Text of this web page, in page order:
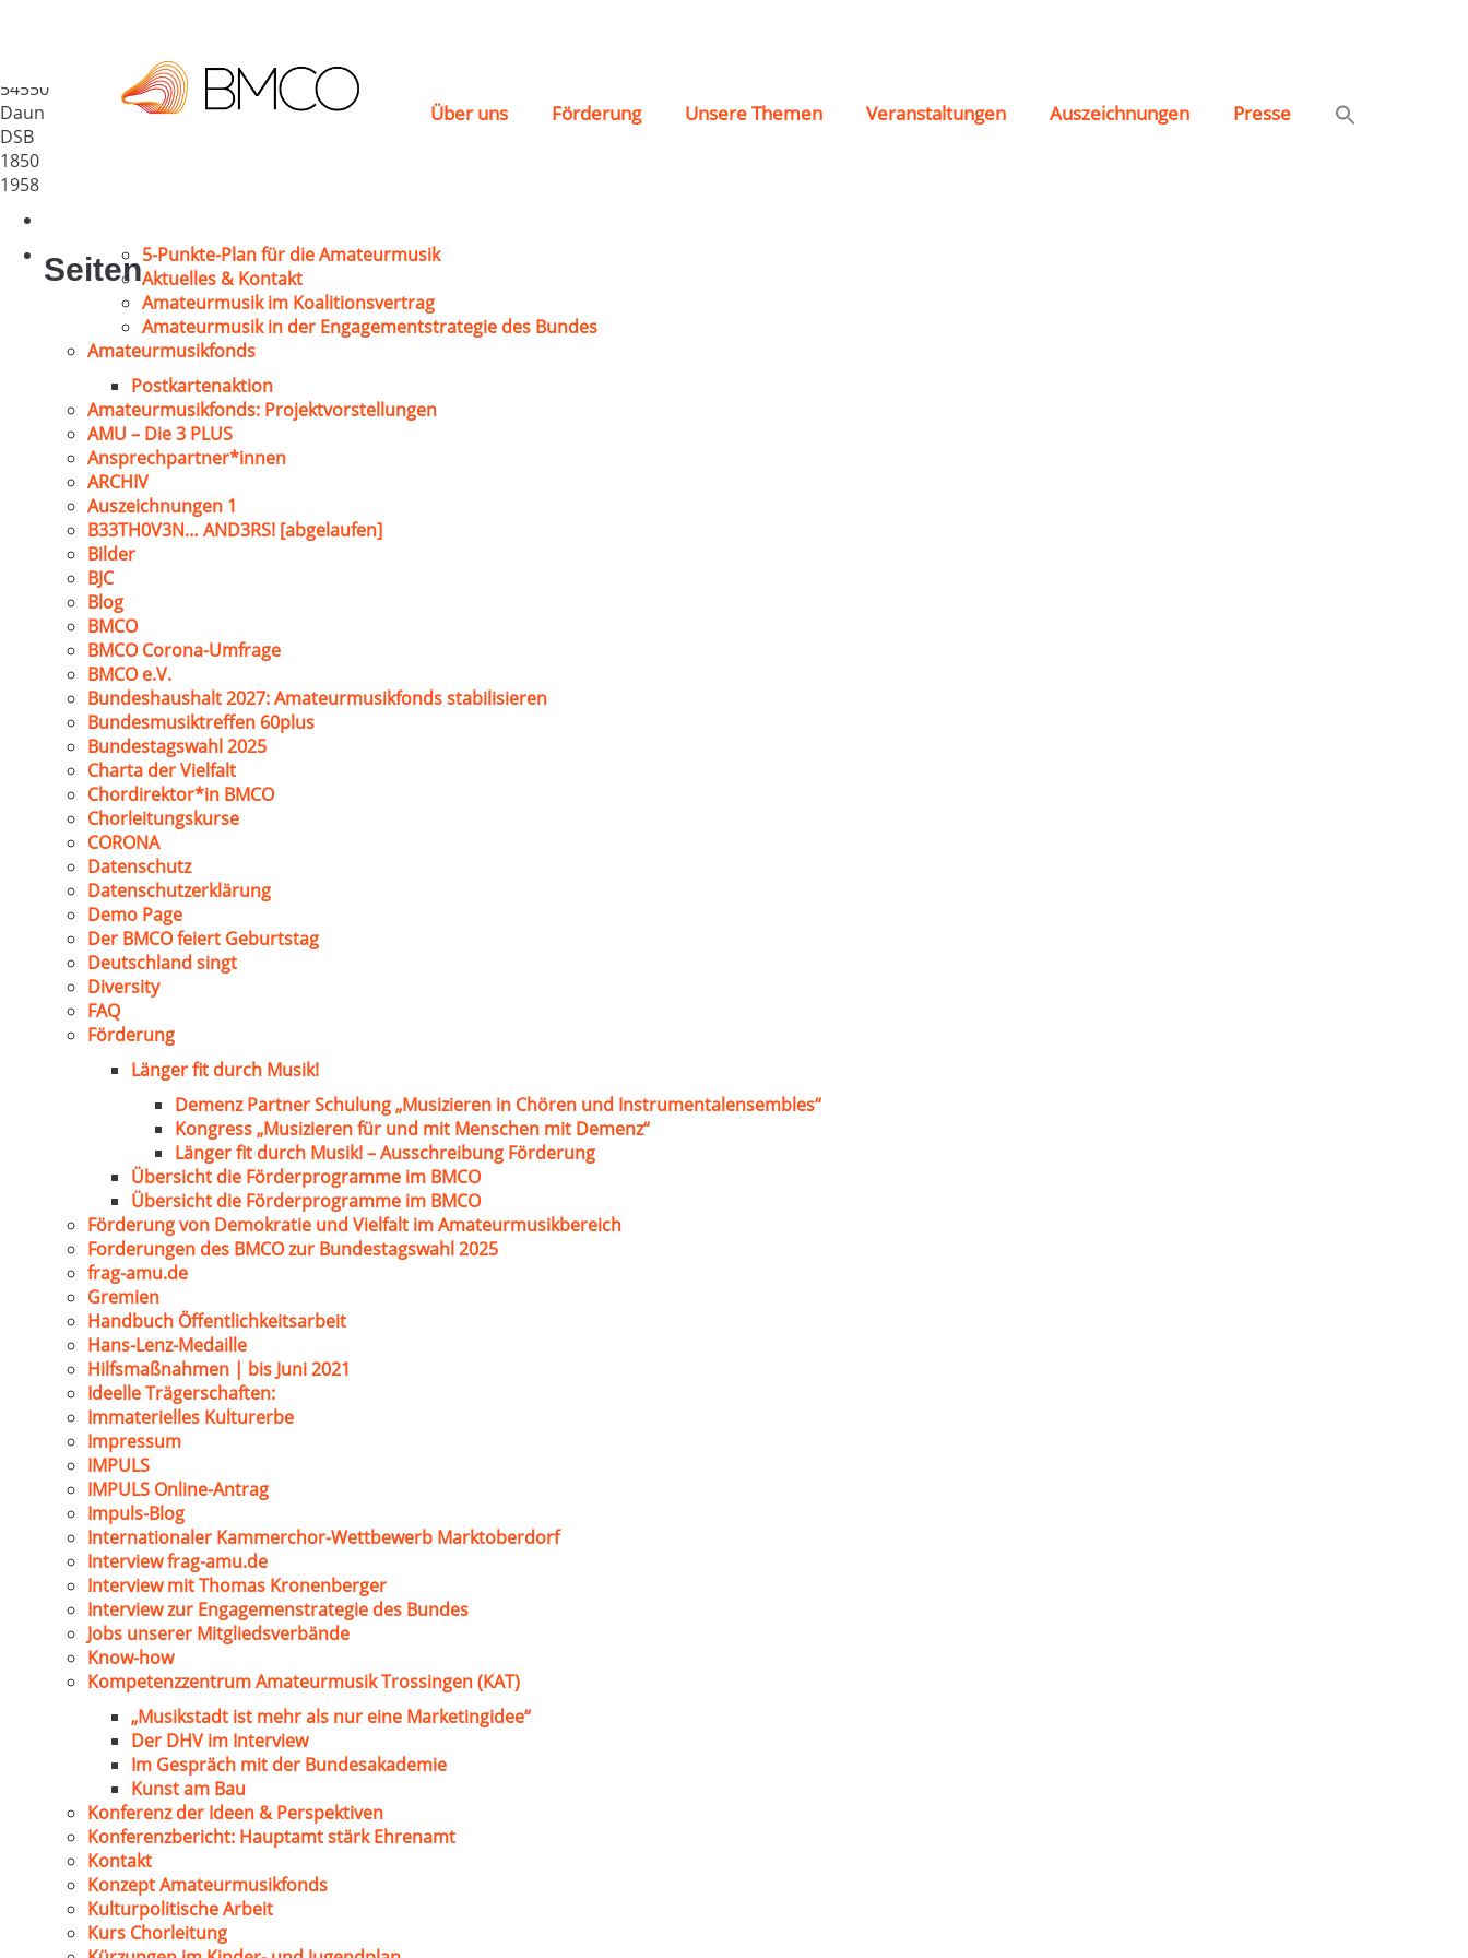
Über uns Förderung Unsere Themen Veranstaltungen Auszeichnungen Presse
54550
Daun
DSB
1850
1958
Seiten5-Punkte-Plan für die Amateurmusik
Aktuelles & Kontakt
Amateurmusik im Koalitionsvertrag
Amateurmusik in der Engagementstrategie des Bundes
Amateurmusikfonds
Postkartenaktion
Amateurmusikfonds: Projektvorstellungen
AMU – Die 3 PLUS
Ansprechpartner*innen
ARCHIV
Auszeichnungen 1
B33TH0V3N… AND3RS! [abgelaufen]
Bilder
BJC
Blog
BMCO
BMCO Corona-Umfrage
BMCO e.V.
Bundeshaushalt 2027: Amateurmusikfonds stabilisieren
Bundesmusiktreffen 60plus
Bundestagswahl 2025
Charta der Vielfalt
Chordirektor*in BMCO
Chorleitungskurse
CORONA
Datenschutz
Datenschutzerklärung
Demo Page
Der BMCO feiert Geburtstag
Deutschland singt
Diversity
FAQ
Förderung
Länger fit durch Musik!
Demenz Partner Schulung „Musizieren in Chören und Instrumentalensembles“
Kongress „Musizieren für und mit Menschen mit Demenz“
Länger fit durch Musik! – Ausschreibung Förderung
Übersicht die Förderprogramme im BMCO
Übersicht die Förderprogramme im BMCO
Förderung von Demokratie und Vielfalt im Amateurmusikbereich
Forderungen des BMCO zur Bundestagswahl 2025
frag-amu.de
Gremien
Handbuch Öffentlichkeitsarbeit
Hans-Lenz-Medaille
Hilfsmaßnahmen | bis Juni 2021
Ideelle Trägerschaften:
Immaterielles Kulturerbe
Impressum
IMPULS
IMPULS Online-Antrag
Impuls-Blog
Internationaler Kammerchor-Wettbewerb Marktoberdorf
Interview frag-amu.de
Interview mit Thomas Kronenberger
Interview zur Engagemenstrategie des Bundes
Jobs unserer Mitgliedsverbände
Know-how
Kompetenzzentrum Amateurmusik Trossingen (KAT)
„Musikstadt ist mehr als nur eine Marketingidee“
Der DHV im Interview
Im Gespräch mit der Bundesakademie
Kunst am Bau
Konferenz der Ideen & Perspektiven
Konferenzbericht: Hauptamt stärk Ehrenamt
Kontakt
Konzept Amateurmusikfonds
Kulturpolitische Arbeit
Kurs Chorleitung